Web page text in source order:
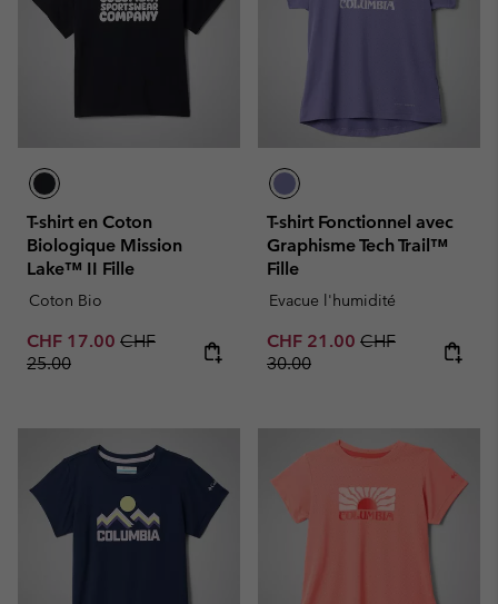
T-shirt en Coton
Biologique Mission
Lake™ II Fille
Coton Bio
Sale price:
CHF 17.00 Regular price:
CHF
25.00
T-shirt Fonctionnel avec
Graphisme Tech Trail™
Fille
Evacue l'humidité
Sale price:
CHF 21.00 Regular price:
CHF
30.00